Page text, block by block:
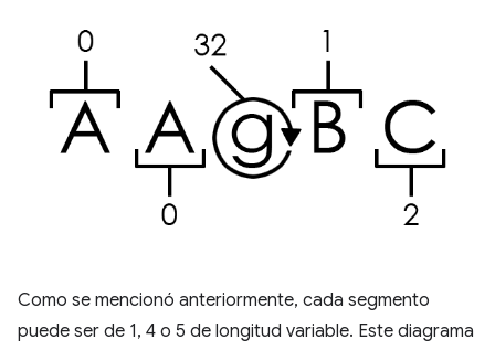
Como se mencionó anteriormente, cada segmento
puede ser de 1, 4 o 5 de longitud variable. Este diagrama